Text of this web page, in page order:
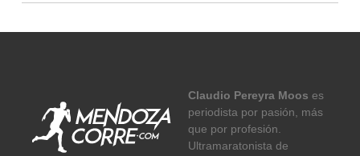
Claudio Pereyra Moos es
periodista por pasión, más
que por profesión.
Ultramaratonista de